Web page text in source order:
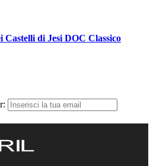
di Jesi DOC Classico